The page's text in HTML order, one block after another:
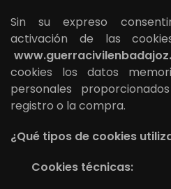
Sin su expreso
activación de las
cookies los datos
personales
registro o la compra.
¿Qué tipos de cookies
Cookies técnicas: